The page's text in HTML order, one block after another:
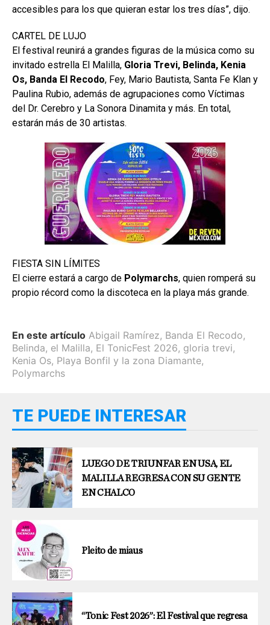
accesibles para los que quieran estar los tres días”, dijo.
CARTEL DE LUJO
El festival reunirá a grandes figuras de la música como su
invitado estrella El Malilla, Gloria Trevi, Belinda, Kenia
Os, Banda El Recodo, Fey, Mario Bautista, Santa Fe Klan y
Paulina Rubio, además de agrupaciones como Víctimas
del Dr. Cerebro y La Sonora Dinamita y más. En total,
estarán más de 30 artistas.
FIESTA SIN LÍMITES
El cierre estará a cargo de Polymarchs, quien romperá su
propio récord como la discoteca en la playa más grande.
En este artículo Abigail Ramírez, Banda El Recodo,
Belinda, el Malilla, El TonicFest 2026, gloria trevi,
Kenia Os, Playa Bonfil y la zona Diamante,
Polymarchs
TE PUEDE INTERESAR
LUEGO DE TRIUNFAR EN USA, EL
MALILLA REGRESA CON SU GENTE
EN CHALCO
Pleito de miaus
“Tonic Fest 2026”: El Festival que regresa